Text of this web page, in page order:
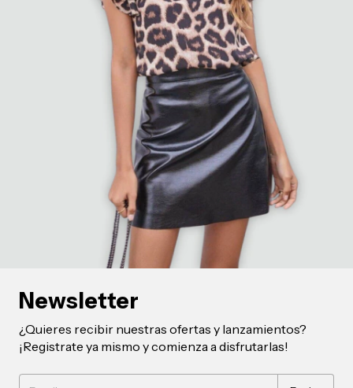
Newsletter
¿Quieres recibir nuestras ofertas y lanzamientos?
¡Registrate ya mismo y comienza a disfrutarlas!